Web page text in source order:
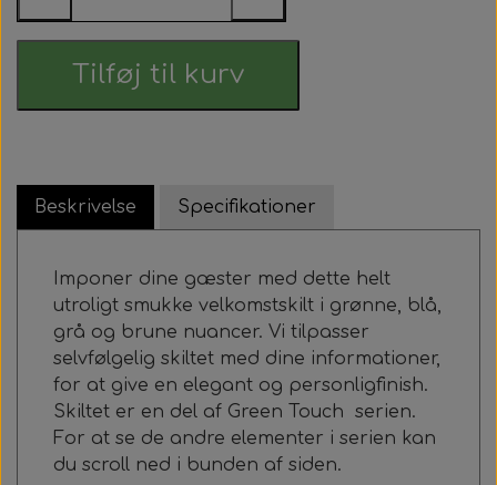
Tilføj til kurv
Beskrivelse Specifikationer
Imponer dine gæster med dette helt
utroligt smukke velkomstskilt i grønne, blå,
grå og brune nuancer. Vi tilpasser
selvfølgelig skiltet med dine informationer,
for at give en elegant og personligfinish.
Skiltet er en del af Green Touch serien.
For at se de andre elementer i serien kan
du scroll ned i bunden af siden.